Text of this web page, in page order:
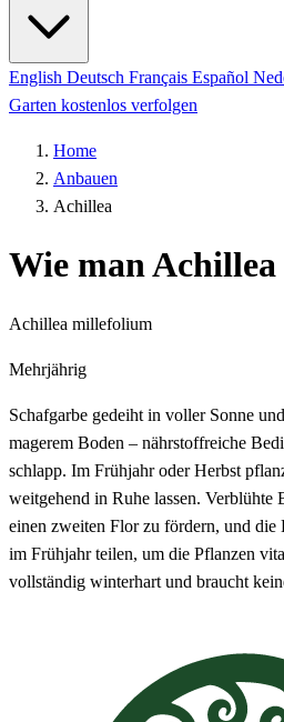
English Deutsch Français Español
Garten kostenlos verfolgen
Home
Anbauen
Achillea
Wie man
Achillea millefolium
Mehrjährig
Schafgarbe gedeiht in voller Sonne
magerem Boden – nährstoffreiche
schlapp. Im Frühjahr oder Herbst
weitgehend in Ruhe lassen. Verblühte
einen zweiten Flor zu fördern, und die
im Frühjahr teilen, um die Pflanzen
vollständig winterhart und braucht